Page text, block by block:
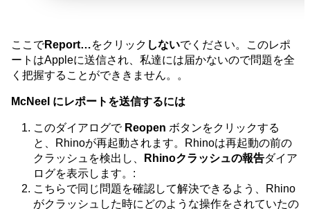
ここでReport…をクリック しないでください。このレポ
ートはAppleに送信され、私達には届かないので問題を全
く把握することができきません。。
McNeel にレポートを送信するには
このダイアログで Reopen ボタンをクリックする
と、Rhinoが再起動されます。Rhinoは再起動の前の
クラッシュを検出し、
Rhinoクラッシュの報告ダイア
ログを表示します。:
こちらで同じ問題を確認して解決できるよう、Rhino
がクラッシュした時にどのような操作をされていたの